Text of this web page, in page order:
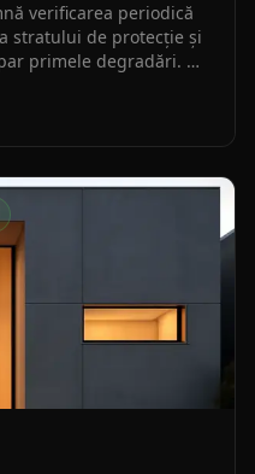
verificarea periodică
stratului de protecție și
primele degradări. O
și ciclurile